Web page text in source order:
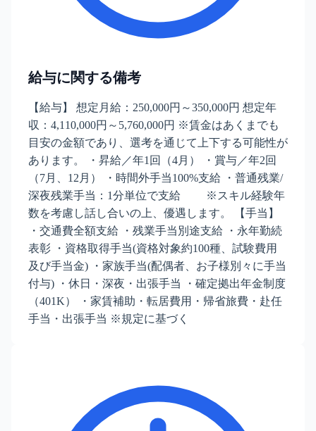
給与に関する備考
【給与】 想定月給：250,000円～350,000円 想定年
収：4,110,000円～5,760,000円 ※賃金はあくまでも
目安の金額であり、選考を通じて上下する可能性が
あります。 ・昇給／年1回（4月） ・賞与／年2回
（7月、12月） ・時間外手当100%支給 ・普通残業/
深夜残業手当：1分単位で支給 ※スキル経験年
数を考慮し話し合いの上、優遇します。 【手当】
・交通費全額支給 ・残業手当別途支給 ・永年勤続
表彰 ・資格取得手当(資格対象約100種、試験費用
及び手当金) ・家族手当(配偶者、お子様別々に手当
付与) ・休日・深夜・出張手当 ・確定拠出年金制度
（401K） ・家賃補助・転居費用・帰省旅費・赴任
手当・出張手当 ※規定に基づく